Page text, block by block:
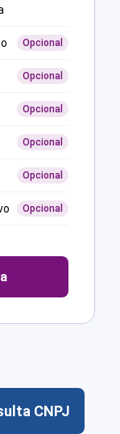
Opcional
Opcional
Opcional
Opcional
Opcional
Opcional
CNPJ